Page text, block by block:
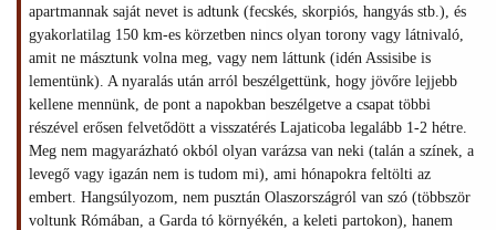
apartmannak saját nevet is adtunk (fecskés, skorpiós, hangyás stb.), és
gyakorlatilag 150 km-es körzetben nincs olyan torony vagy látnivaló,
amit ne másztunk volna meg, vagy nem láttunk (idén Assisibe is
lementünk). A nyaralás után arról beszélgettünk, hogy jövőre lejjebb
kellene mennünk, de pont a napokban beszélgetve a csapat többi
részével erősen felvetődött a visszatérés Lajaticoba legalább 1-2 hétre.
Meg nem magyarázható okból olyan varázsa van neki (talán a színek, a
levegő vagy igazán nem is tudom mi), ami hónapokra feltölti az
embert. Hangsúlyozom, nem pusztán Olaszországról van szó (többször
voltunk Rómában, a Garda tó környékén, a keleti partokon), hanem